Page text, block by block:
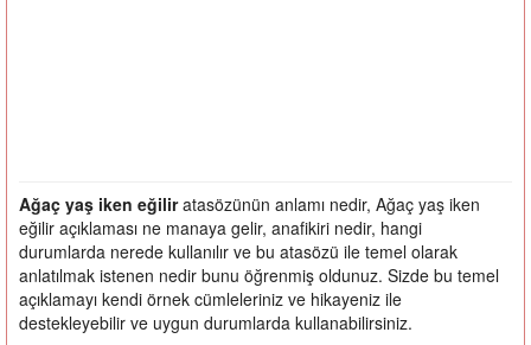
Ağaç yaş iken eğiliratasözünün anlamı nedir, Ağaç yaş iken
eğilir açıklaması ne manaya gelir, anafikiri nedir, hangi
durumlarda nerede kullanılır ve bu atasözü ile temel olarak
anlatılmak istenen nedir bunu öğrenmiş oldunuz. Sizde bu temel
açıklamayı kendi örnek cümleleriniz ve hikayeniz ile
destekleyebilir ve uygun durumlarda kullanabilirsiniz.